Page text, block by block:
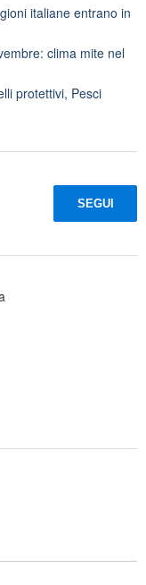
italiane entrano in
clima mite nel
protettivi, Pesci
SEGUI